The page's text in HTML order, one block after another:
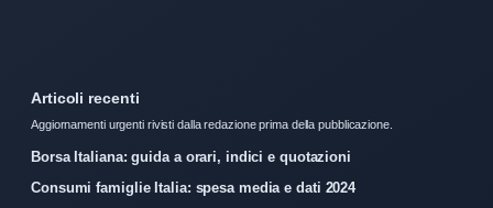
Articoli recenti
Aggiornamenti urgenti rivisti dalla redazione prima della pubblicazione.
Borsa Italiana: guida a orari, indici e quotazioni
Consumi famiglie Italia: spesa media e dati 2024